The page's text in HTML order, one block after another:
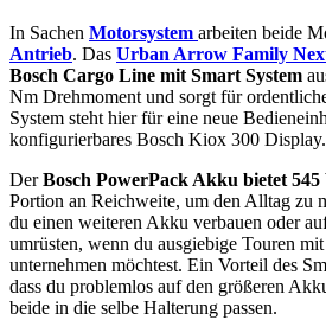
In Sachen Motorsystem arbeiten beide
Antrieb. Das Urban Arrow Family
Bosch Cargo Line mit Smart System
Nm Drehmoment und sorgt für
System steht hier für eine neue
konfigurierbares Bosch Kiox 300 Display.
DerBosch PowerPack Akku bietet 545
Portion an Reichweite, um den Alltag zu
du einen weiteren Akku verbauen oder
umrüsten, wenn du ausgiebige Touren
unternehmen möchtest. Ein Vorteil des
dass du problemlos auf den größeren
beide in die selbe Halterung passen.